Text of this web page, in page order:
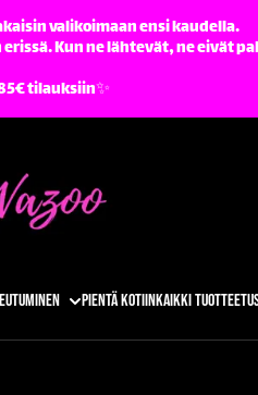
valikoimaan ensi kaudella.
Kun ne lähtevät, ne eivät
tilauksiin✨️
Pientä kotiinKaikki tuotteet